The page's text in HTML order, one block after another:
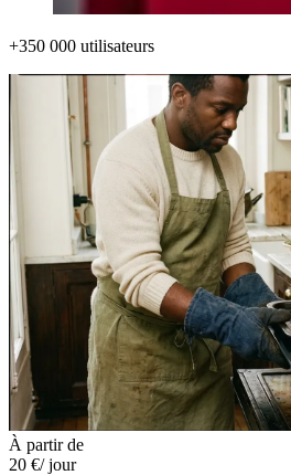
+350 000 utilisateurs
À partir de
20 €/ jour